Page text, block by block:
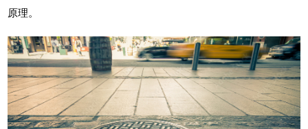
原理。